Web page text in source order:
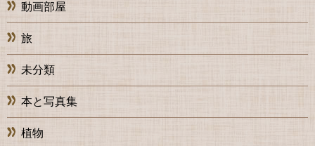
動画部屋
旅
未分類
本と写真集
植物